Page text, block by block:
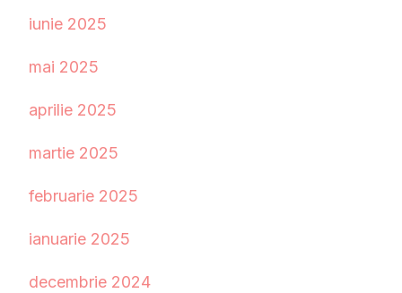
iunie 2025
mai 2025
aprilie 2025
martie 2025
februarie 2025
ianuarie 2025
decembrie 2024